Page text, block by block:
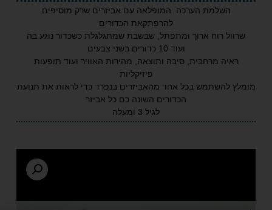
השלמת הערכה המופלאה עם אביזרים שרק מוסיפים
להרפתקאת הכדורים
רוח ארוך ומתפתל, שבשבת שמתגלגלת כשכדור נוגע בה
מרחבית, סיבה ותוצאה, מהירות האוויר ועוד תופעות
להשתמש בכל אחד מהאביזרים בנפרד כדי לראות את תנועת
הכדורים השונה כם כל אביזר